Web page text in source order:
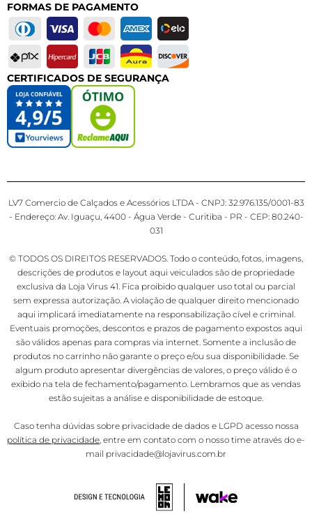
FORMAS DE PAGAMENTO
CERTIFICADOS DE SEGURANÇA
LV7 Comercio de Calçados e Acessórios LTDA - CNPJ: 32.976.135/0001-83
- Endereço: Av. Iguaçu, 4400 - Água Verde - Curitiba - PR - CEP: 80.240-
031
© TODOS OS DIREITOS RESERVADOS. Todo o conteúdo, fotos, imagens,
descrições de produtos e layout aqui veiculados são de propriedade
exclusiva da Loja Virus 41. Fica proibido qualquer uso total ou parcial
sem expressa autorização. A violação de qualquer direito mencionado
aqui implicará imediatamente na responsabilização cível e criminal.
Eventuais promoções, descontos e prazos de pagamento expostos aqui
são válidos apenas para compras via internet. Somente a inclusão de
produtos no carrinho não garante o preço e/ou sua disponibilidade. Se
algum produto apresentar divergências de valores, o preço válido é o
exibido na tela de fechamento/pagamento. Lembramos que as vendas
estão sujeitas a análise e disponibilidade de estoque.
Caso tenha dúvidas sobre privacidade de dados e LGPD acesso nossa
política de privacidade, entre em contato com o nosso time através do e-
mail privacidade@lojavirus.com.br